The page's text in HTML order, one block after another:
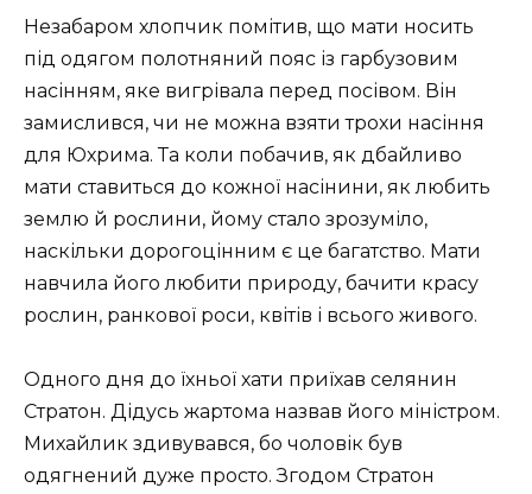
Незабаром хлопчик помітив, що мати носить
під одягом полотняний пояс із гарбузовим
насінням, яке вигрівала перед посівом. Він
замислився, чи не можна взяти трохи насіння
для Юхрима. Та коли побачив, як дбайливо
мати ставиться до кожної насінини, як любить
землю й рослини, йому стало зрозуміло,
наскільки дорогоцінним є це багатство. Мати
навчила його любити природу, бачити красу
рослин, ранкової роси, квітів і всього живого.
Одного дня до їхньої хати приїхав селянин
Стратон. Дідусь жартома назвав його міністром.
Михайлик здивувався, бо чоловік був
одягнений дуже просто. Згодом Стратон